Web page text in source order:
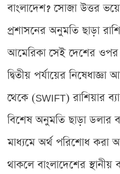
বাংলাদেশ? সোজা উত্তর
প্রশাসনের অনুমতি ছাড়া
আমেরিকা সেই দেশের ওপর
দ্বিতীয় পর্যায়ের
থেকে (SWIFT) রাশিয়ার
বিশেষ অনুমতি ছাড়া ডলার
মাধ্যমে অর্থ পরিশোধ করা
থাকলে বাংলাদেশের স্থানীয়